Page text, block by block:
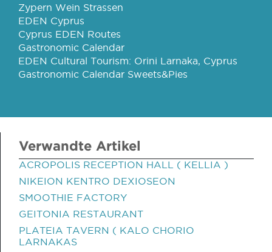
Zypern Wein Strassen
EDEN Cyprus
Cyprus EDEN Routes
Gastronomic Calendar
EDEN Cultural Tourism: Orini Larnaka, Cyprus
Gastronomic Calendar Sweets&Pies
Verwandte Artikel
ACROPOLIS RECEPTION HALL ( KELLIA )
NIKEION KENTRO DEXIOSEON
SMOOTHIE FACTORY
GEITONIA RESTAURANT
PLATEIA TAVERN ( KALO CHORIO
LARNAKAS